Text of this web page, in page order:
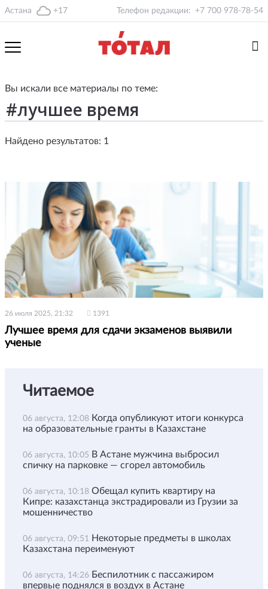
Астана +17 Телефон редакции: +7 700 978-78-54
Вы искали все материалы по теме:
Найдено результатов: 1
26 июля 2025, 21:32 1391
Лучшее время для сдачи экзаменов выявили
ученые
Читаемое
06 августа, 12:08 Когда опубликуют итоги конкурса
на образовательные гранты в Казахстане
06 августа, 10:05 В Астане мужчина выбросил
спичку на парковке — сгорел автомобиль
06 августа, 10:18 Обещал купить квартиру на
Кипре: казахстанца экстрадировали из Грузии за
мошенничество
06 августа, 09:51 Некоторые предметы в школах
Казахстана переименуют
06 августа, 14:26 Беспилотник с пассажиром
впервые поднялся в воздух в Астане